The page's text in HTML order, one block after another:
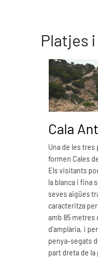
Platjes
Cala
Una de les tres
formen Cales
Els visitants
la blanca i fina
seves aigües
caracteritza
amb 85 metres
d'amplària, i
penya-segats
part dreta de